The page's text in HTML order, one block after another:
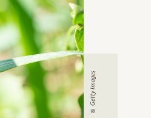
© Getty Images